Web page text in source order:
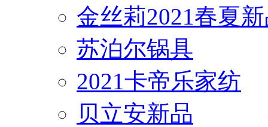
金丝莉2021春夏
苏泊尔锅具
2021卡帝乐家纺
贝立安新品